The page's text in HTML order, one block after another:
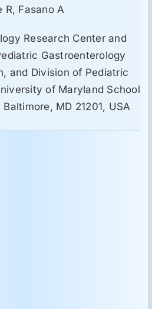
R, Fasano A
Research Center and
Gastroenterology
and Division of Pediatric
of Maryland School
MD 21201, USA